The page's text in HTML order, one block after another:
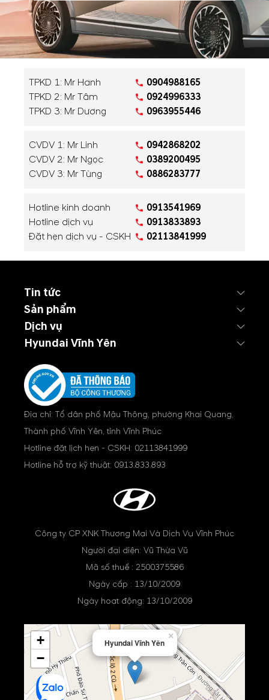
TPKD 1: Mr Hanh
TPKD 2: Mr Tâm
TPKD 3: Mr Dương
0904988165
0924996333
0963955446
CVDV 1: Mr Linh
CVDV 2: Mr Ngọc
CVDV 3: Mr Tùng
0942868202
0389200495
0886283777
Hotline kinh doanh
Hotline dịch vụ
Đặt hẹn dịch vụ - CSKH
0913541969
0913833893
02113841999
Tin tức
Sản phẩm
Dịch vụ
Hyundai Vĩnh Yên
Địa chỉ: Tổ dân phố Mậu Thông, phường Khai Quang,
Thành phố Vĩnh Yên, tỉnh Vĩnh Phúc
Hotline đặt lịch hẹn - CSKH: 02113841999
Hotline hỗ trợ kỹ thuật: 0913.833.893
Công ty CP XNK Thương Mại Và Dịch Vụ Vĩnh Phúc
Người đại diện: Vũ Thừa Vũ
Mã số thuế : 2500375586
Ngày cấp : 13/10/2009
Ngày hoạt động: 13/10/2009
Hyundai Vĩnh Yên
×
+
−